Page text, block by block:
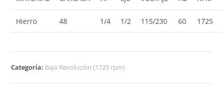
Hierro 48 1/4 1/2 115/230 60 1725
Categoría: Baja Revolución (1725 rpm)